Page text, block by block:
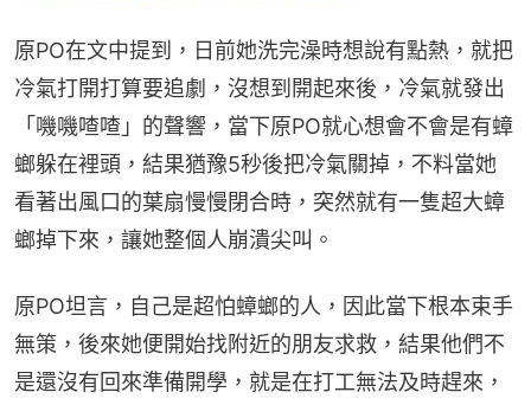
原PO在文中提到，日前她洗完澡時想說有點熱，就把
冷氣打開打算要追劇，沒想到開起來後，冷氣就發出
「嘰嘰喳喳」的聲響，當下原PO就心想會不會是有蟑
螂躲在裡頭，結果猶豫5秒後把冷氣關掉，不料當她
看著出風口的葉扇慢慢閉合時，突然就有一隻超大蟑
螂掉下來，讓她整個人崩潰尖叫。
原PO坦言，自己是超怕蟑螂的人，因此當下根本束手
無策，後來她便開始找附近的朋友求救，結果他們不
是還沒有回來準備開學，就是在打工無法及時趕來，